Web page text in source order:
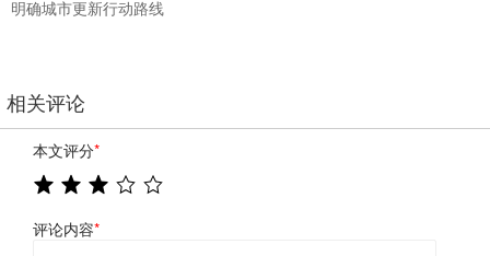
明确城市更新行动路线
相关评论
本文评分*
评论内容*